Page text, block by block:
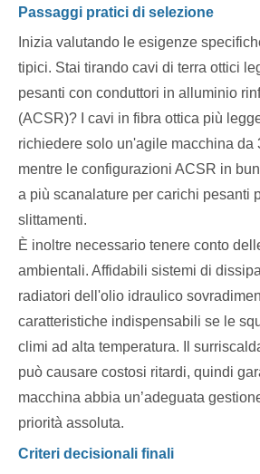
Passaggi pratici di selezione
Inizia valutando le esigenze
tipici. Stai tirando cavi di terra ottici
pesanti con conduttori in alluminio
(ACSR)? I cavi in ​​fibra ottica più
richiedere solo un'agile macchina da
mentre le configurazioni ACSR in
a più scanalature per carichi pesanti
slittamenti.
È inoltre necessario tenere conto
ambientali. Affidabili sistemi di
radiatori dell'olio idraulico
caratteristiche indispensabili se le
climi ad alta temperatura. Il
può causare costosi ritardi, quindi
macchina abbia un’adeguata
priorità assoluta.
Criteri decisionali finali